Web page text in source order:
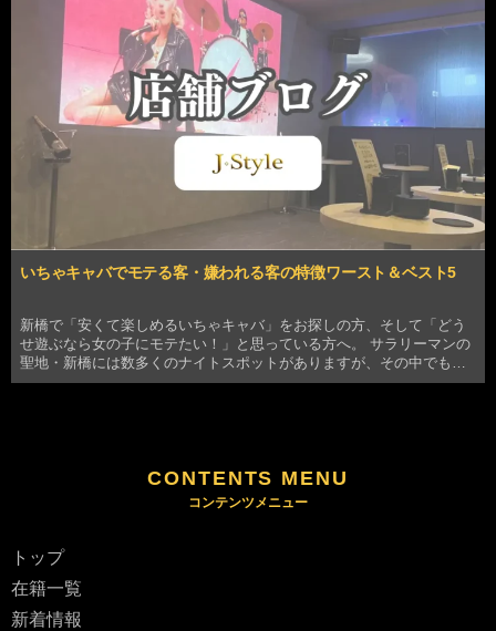
いちゃキャバでモテる客・嫌われる客の特徴ワースト＆ベスト5
新橋で「安くて楽しめるいちゃキャバ」をお探しの方、そして「どう
せ遊ぶなら女の子にモテたい！」と思っている方へ。 サラリーマンの
聖地・新橋には数多くのナイトスポットがありますが、その中でも
「いちゃキャバ」はキャストとの距離が近く、密なコミュニケーショ
CONTENTS MENU
トップ
在籍一覧
新着情報